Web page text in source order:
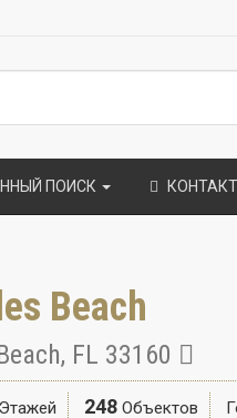
ПОИСК
Beach
, FL 33160
Этажей 248 Объектов